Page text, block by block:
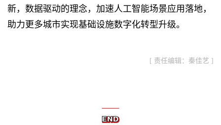
新，数据驱动的理念，加速人工智能场景应用落地，
助力更多城市实现基础设施数字化转型升级。
[ 责任编辑：秦佳艺 ]